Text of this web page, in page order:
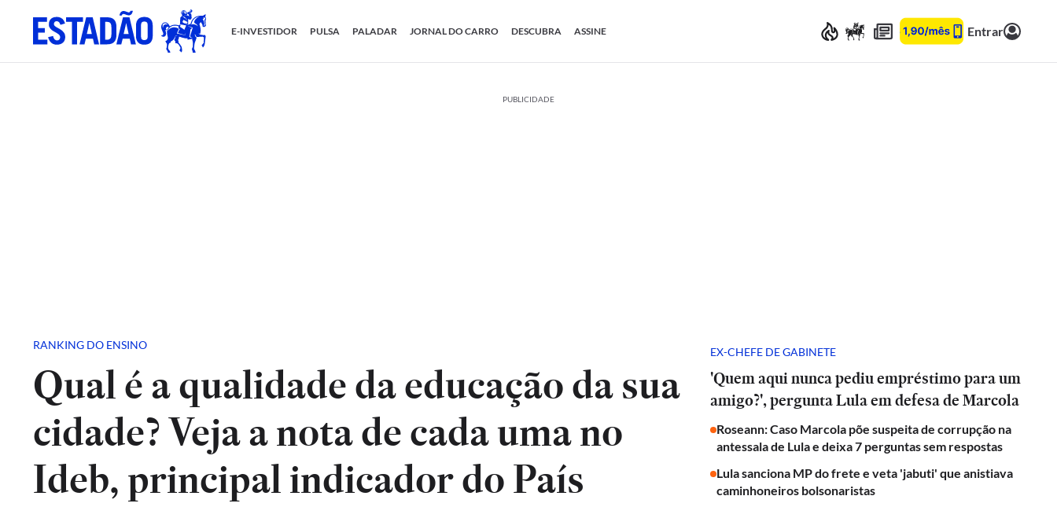
E-INVESTIDOR PULSA PALADAR JORNAL DO CARRO DESCUBRA ASSINE Entrar
PUBLICIDADE
RANKING DO ENSINO
Qual é a qualidade da educação da sua
cidade? Veja a nota de cada uma no
Ideb, principal indicador do País
EX-CHEFE DE GABINETE
'Quem aqui nunca pediu empréstimo para um
amigo?', pergunta Lula em defesa de Marcola
Roseann: Caso Marcola põe suspeita de corrupção na
antessala de Lula e deixa 7 perguntas sem respostas
Lula sanciona MP do frete e veta 'jabuti' que anistiava
caminhoneiros bolsonaristas